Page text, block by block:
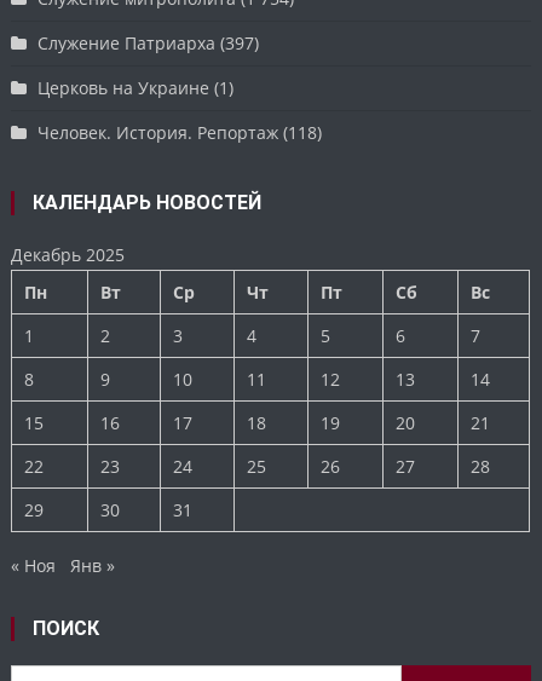
Служение Патриарха (397)
Церковь на Украине (1)
Человек. История. Репортаж (118)
КАЛЕНДАРЬ НОВОСТЕЙ
Декабрь 2025
Пн
Вт Ср Чт Пт Сб
Вс
1
2 3 4 5 6
7
8
9 10 11 12 13
14
15
16 17 18 19 20
21
22
23 24 25 26 27
28
29
30 31
« Ноя Янв »
ПОИСК